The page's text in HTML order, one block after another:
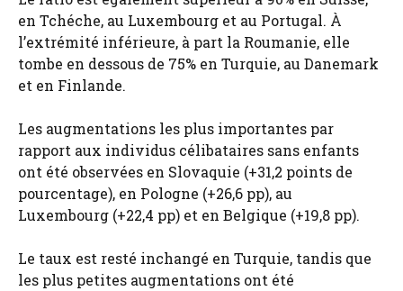
en Tchéche, au Luxembourg et au Portugal. À
l’extrémité inférieure, à part la Roumanie, elle
tombe en dessous de 75% en Turquie, au Danemark
et en Finlande.
Les augmentations les plus importantes par
rapport aux individus célibataires sans enfants
ont été observées en Slovaquie (+31,2 points de
pourcentage), en Pologne (+26,6 pp), au
Luxembourg (+22,4 pp) et en Belgique (+19,8 pp).
Le taux est resté inchangé en Turquie, tandis que
les plus petites augmentations ont été